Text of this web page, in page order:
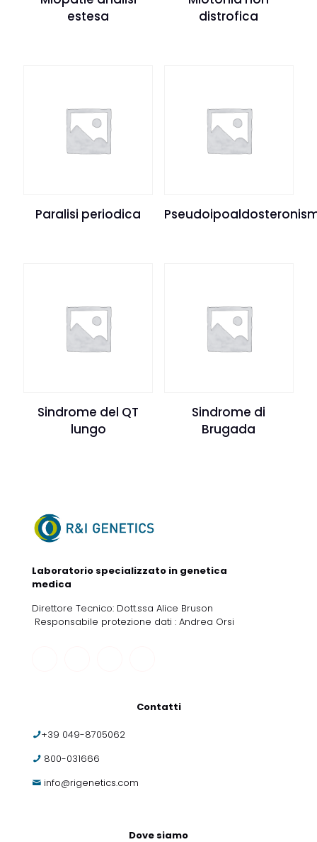
estesa
distrofica
Paralisi periodica
Sindrome del QT
lungo
Sindrome di
Brugada
Laboratorio specializzato in genetica
medica
Direttore Tecnico: Dott.ssa Alice Bruson
Responsabile protezione dati : Andrea Orsi
Contatti
+39 049-8705062
800-031666
info@rigenetics.com
Dove siamo